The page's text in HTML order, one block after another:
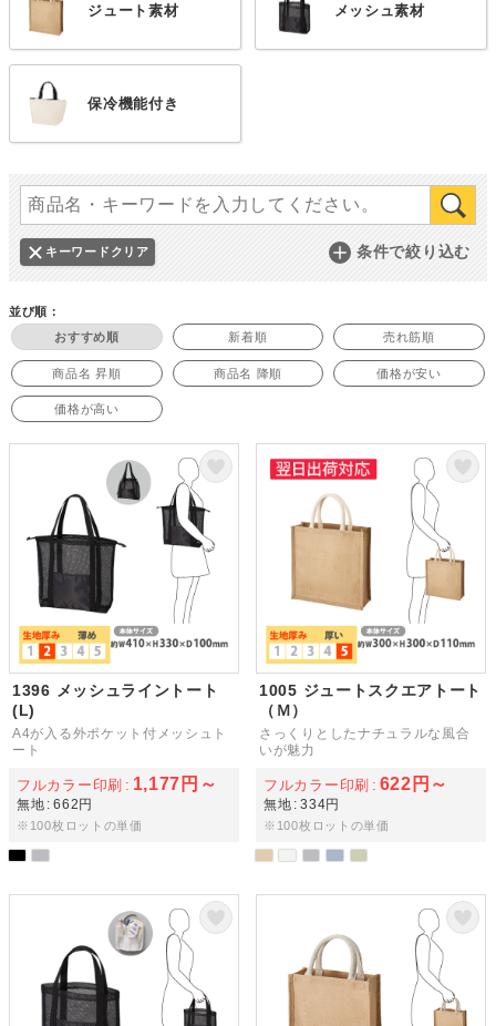
ジュート素材 メッシュ素材
保冷機能付き
キーワードクリア 条件で絞り込む
並び順：
おすすめ順
新着順 売れ筋順
商品名 昇順 商品名 降順 価格が安い
価格が高い
1396 メッシュライントート
(L)
A4が入る外ポケット付メッシュト
ート
無地 662円
フルカラー印刷 1,177円～
※100枚ロットの単価
1005 ジュートスクエアトート
（Ｍ）
さっくりとしたナチュラルな風合
いが魅力
無地 334円
フルカラー印刷 622円～
※100枚ロットの単価